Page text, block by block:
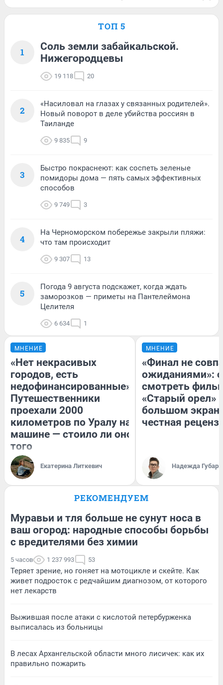
ТОП 5
1
Соль земли забайкальской.
Нижегородцевы
19 118 20
2
«Насиловал на глазах у связанных родителей».
Новый поворот в деле убийства россиян в
Таиланде
9 835 9
3
Быстро покраснеют: как соспеть зеленые
помидоры дома — пять самых эффективных
способов
9 749 3
4
На Черноморском побережье закрыли пляжи:
что там происходит
9 307 13
5
Погода 9 августа подскажет, когда ждать
заморозков — приметы на Пантелеймона
Целителя
6 634 1
МНЕНИЕ
«Нет некрасивых
городов, есть
недофинансированные».
Путешественники
проехали 2000
километров по Уралу на
машине — стоило ли оно
того
Екатерина Литкевич
МНЕНИЕ
«Финал не
ожиданиями»:
смотреть
«Старый орел»
большом
честная
Надежда Губарь
РЕКОМЕНДУЕМ
Муравьи и тля больше не сунут носа в
ваш огород: народные способы борьбы
с вредителями без химии
5 часов 1 237 993 53
Теряет зрение, но гоняет на мотоцикле и скейте. Как
живет подросток с редчайшим диагнозом, от которого
нет лекарств
Выжившая после атаки с кислотой петербурженка
выписалась из больницы
В лесах Архангельской области много лисичек: как их
правильно пожарить